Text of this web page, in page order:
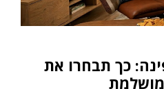
כך תבחרו את